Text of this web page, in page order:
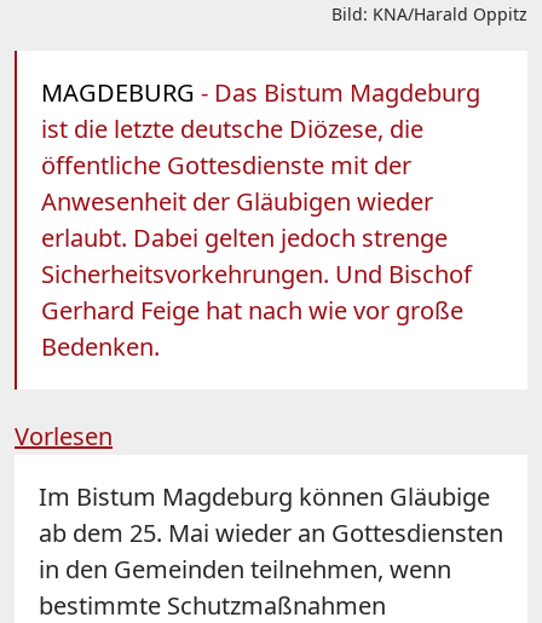
Bild: KNA/Harald Oppitz
MAGDEBURG - Das Bistum Magdeburg
ist die letzte deutsche Diözese, die
öffentliche Gottesdienste mit der
Anwesenheit der Gläubigen wieder
erlaubt. Dabei gelten jedoch strenge
Sicherheitsvorkehrungen. Und Bischof
Gerhard Feige hat nach wie vor große
Bedenken.
Vorlesen
Im Bistum Magdeburg können Gläubige
ab dem 25. Mai wieder an Gottesdiensten
in den Gemeinden teilnehmen, wenn
bestimmte Schutzmaßnahmen